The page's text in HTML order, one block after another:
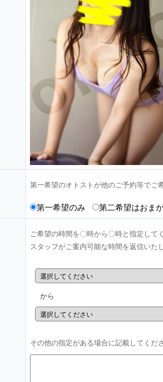
第一希望のオトストが他のご予約等でご
第一希望のみ 第二希望はおま
ご希望の時間を〇時から〇時と指定して
スタッフがご案内可能な時間を返信いた
から
その他の指定がある場合に記載してくだ